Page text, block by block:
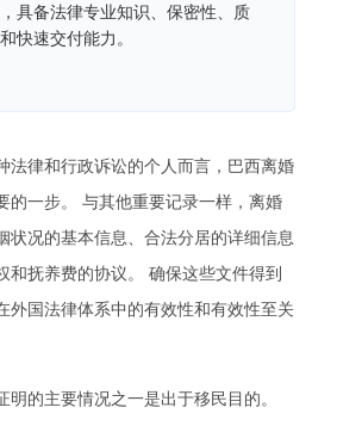
具备法律专业知识、保密性、质
快速交付能力。
法律和行政诉讼的个人而言，巴西离婚
的一步。 与其他重要记录一样，离婚
状况的基本信息、合法分居的详细信息
和抚养费的协议。 确保这些文件得到
外国法律体系中的有效性和有效性至关
明的主要情况之一是出于移民目的。